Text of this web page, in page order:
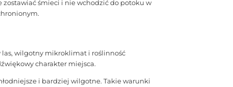
zostawiać śmieci i nie wchodzić do potoku w
las, wilgotny mikroklimat i roślinność
charakter miejsca.
i bardziej wilgotne. Takie warunki